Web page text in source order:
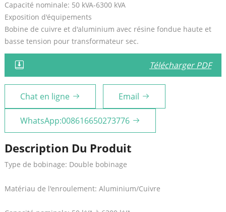
Capacité nominale: 50 kVA-6300 kVA
Exposition d'équipements
Bobine de cuivre et d'aluminium avec résine fondue haute et
basse tension pour transformateur sec.
Télécharger PDF
Chat en ligne Email
WhatsApp:008616650273776
Description Du Produit
Type de bobinage: Double bobinage
Matériau de l'enroulement: Aluminium/Cuivre